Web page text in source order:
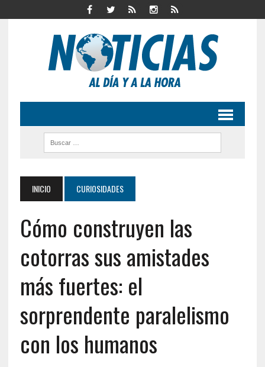
INICIO CURIOSIDADES
Cómo construyen las
cotorras sus amistades
más fuertes: el
sorprendente paralelismo
con los humanos